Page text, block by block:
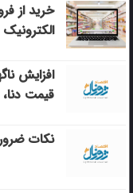
خرید از
افزایش
قیمت دنا،
نکات